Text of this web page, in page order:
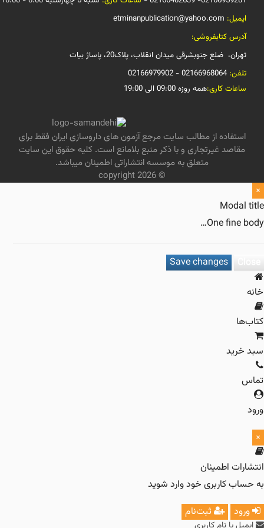
etminanpublication@yahoo.com
کتابفروشی:
ضلع جنوبشرقی میدان انقلاب، پلاک20، پاساژ بیات
02166968064 - 02166979902
کاری:همه روزه 09:00 الی 19:00
از مطالب سایت مرجع آزمون های داروسازی ایران فقط برای
غیرتجاری و با ذکر منبع بلامانع است. کلیه حقوق این سایت
متعلق به موسسه انتشاراتی اطمینان میباشد.
One
Save changes
اطمینان
کاربری خود وارد شوید
ثبت‌نام